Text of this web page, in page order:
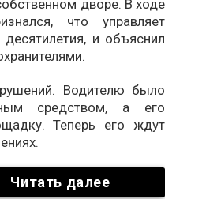
дворе. В ходе
что управляет
и объяснил
Водителю было
средством, а его
Теперь его ждут
Читать далее